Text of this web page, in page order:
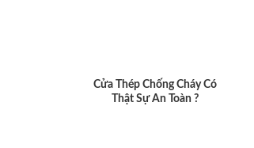
Cửa Thép Chống Cháy Có
Thật Sự An Toàn ?